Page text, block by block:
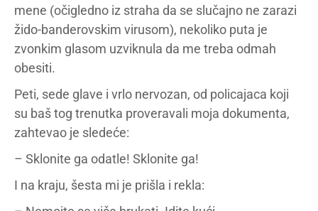
mene (očigledno iz straha da se slučajno ne zarazi
žido-banderovskim virusom), nekoliko puta je
zvonkim glasom uzviknula da me treba odmah
obesiti.
Peti, sede glave i vrlo nervozan, od policajaca koji
su baš tog trenutka proveravali moja dokumenta,
zahtevao je sledeće:
– Sklonite ga odatle! Sklonite ga!
I na kraju, šesta mi je prišla i rekla: